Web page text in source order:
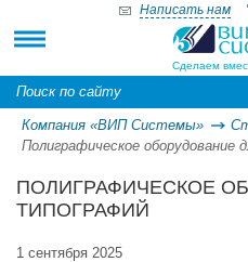
Сделаем
Написать нам
Компания «ВИП Системы»
Полиграфическое оборудование
ПОЛИГРАФИЧЕСКОЕ
ТИПОГРАФИЙ
1 сентября 2025